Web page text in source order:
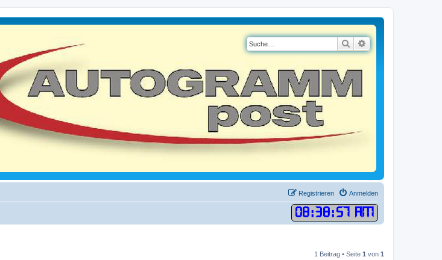
Suche
Anmelden
Registrieren
08:38:57 AM
1 Beitrag • Seite 1 von 1